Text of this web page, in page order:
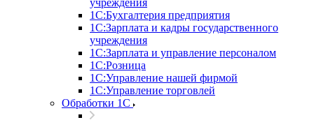
учреждения
1С:Бухгалтерия предприятия
1С:Зарплата и кадры государственного
учреждения
1С:Зарплата и управление персоналом
1С:Розница
1С:Управление нашей фирмой
1С:Управление торговлей
Обработки 1С